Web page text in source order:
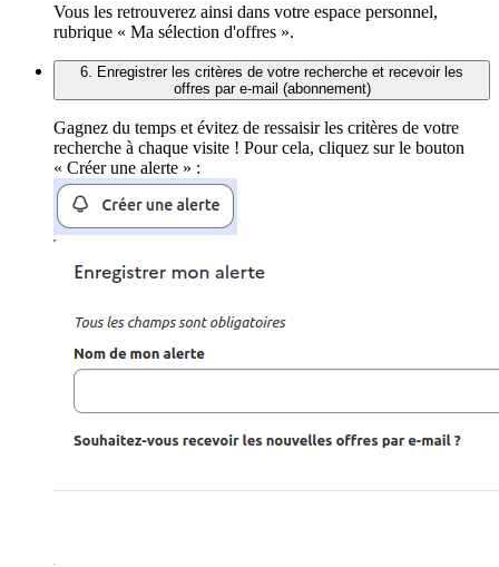
Vous les retrouverez ainsi dans votre espace personnel,
rubrique « Ma sélection d'offres ».
6. Enregistrer les critères de votre recherche et recevoir les
offres par e-mail (abonnement)
Gagnez du temps et évitez de ressaisir les critères de votre
recherche à chaque visite ! Pour cela, cliquez sur le bouton
« Créer une alerte » :